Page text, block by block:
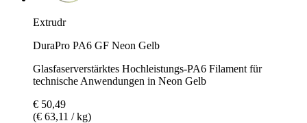
Extrudr
DuraPro PA6 GF Neon Gelb
Glasfaserverstärktes Hochleistungs-PA6 Filament für
technische Anwendungen in Neon Gelb
€ 50,49
(€ 63,11 / kg)